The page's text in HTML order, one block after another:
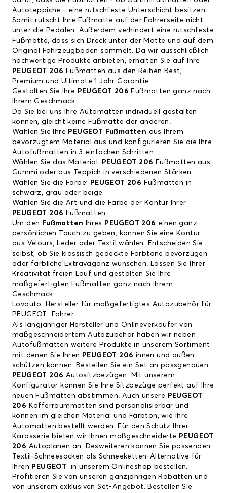
Autoteppiche - eine rutschfeste Unterschicht besitzen.
Somit rutscht Ihre Fußmatte auf der Fahrerseite nicht
unter die Pedalen. Außerdem verhindert eine rutschfeste
Fußmatte, dass sich Dreck unter der Matte und auf dem
Original Fahrzeugboden sammelt. Da wir ausschließlich
hochwertige Produkte anbieten, erhalten Sie auf Ihre
PEUGEOT 206 Fußmatten aus den Reihen Best,
Premium und Ultimate 1 Jahr Garantie.
Gestalten Sie Ihre PEUGEOT 206 Fußmatten ganz nach
Ihrem Geschmack
Da Sie bei uns Ihre Automatten individuell gestalten
können, gleicht keine Fußmatte der anderen.
Wählen Sie Ihre PEUGEOT Fußmatten aus Ihrem
bevorzugtem Material aus und konfigurieren Sie die Ihre
Autofußmatten in 3 einfachen Schritten.
Wählen Sie das Material: PEUGEOT 206 Fußmatten aus
Gummi oder aus Teppich in verschiedenen Stärken
Wählen Sie die Farbe: PEUGEOT 206 Fußmatten in
schwarz, grau oder beige
Wählen Sie die Art und die Farbe der Kontur Ihrer
PEUGEOT 206 Fußmatten
Um den Fußmatten Ihres PEUGEOT 206 einen ganz
persönlichen Touch zu geben, können Sie eine Kontur
aus Velours, Leder oder Textil wählen. Entscheiden Sie
selbst, ob Sie klassisch gedeckte Farbtöne bevorzugen
oder farbliche Extravaganz wünschen. Lassen Sie Ihrer
Kreativität freien Lauf und gestalten Sie Ihre
maßgefertigten Fußmatten ganz nach Ihrem
Geschmack.
Lovauto: Hersteller für maßgefertigtes Autozubehör für
PEUGEOT Fahrer
Als langjähriger Hersteller und Onlineverkäufer von
maßgeschneidertem Autozubehör haben wir neben
Autofußmatten weitere Produkte in unserem Sortiment
mit denen Sie Ihren PEUGEOT 206 innen und außen
schützen können. Bestellen Sie ein Set an passgenauen
PEUGEOT 206 Autositzbezügen. Mit unserem
Konfigurator können Sie Ihre Sitzbezüge perfekt auf Ihre
neuen Fußmatten abstimmen. Auch unsere PEUGEOT
206 Kofferraummatten sind personalisierbar und
können im gleichen Material und Farbton, wie Ihre
Automatten bestellt werden. Für den Schutz Ihrer
Karosserie bieten wir Ihnen maßgeschneiderte PEUGEOT
206 Autoplanen an. Desweiteren können Sie passenden
Textil-Schneesocken als Schneeketten-Alternative für
Ihren PEUGEOT
in unserem Onlineshop bestellen.
Profitieren Sie von unseren ganzjährigen Rabatten und
von unserem exklusiven Set-Angebot. Bestellen Sie